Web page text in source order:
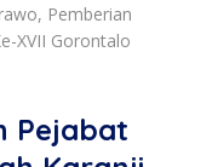
Pemberian
XVII Gorontalo
Pejabat